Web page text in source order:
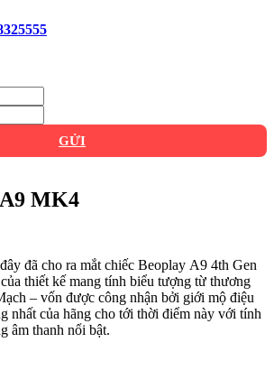
GỬI
MK4
đã cho ra mắt chiếc Beoplay A9 4th Gen
thiết kế mang tính biểu tượng từ thương
– vốn được công nhận bởi giới mộ điệu
nhất của hãng cho tới thời điểm này với tính
âm thanh nổi bật.